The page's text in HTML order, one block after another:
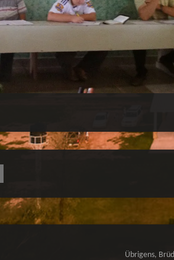
Übrigens,